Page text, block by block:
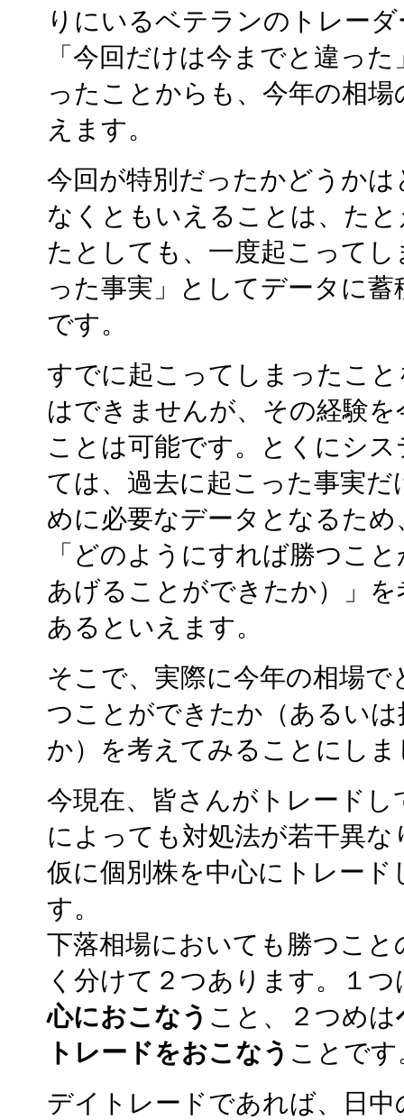
りにいるベテランのトレー
「今回だけは今までと違っ
ったことからも、今年の相
えます。
今回が特別だったかどうか
なくともいえることは、た
たとしても、一度起こって
った事実」としてデータに
です。
すでに起こってしまったこ
はできませんが、その経験
ことは可能です。とくにシ
ては、過去に起こった事実
めに必要なデータとなるた
「どのようにすれば勝つこ
あげることができたか）」
あるといえます。
そこで、実際に今年の相場
つことができたか（あるい
か）を考えてみることにし
今現在、皆さんがトレードし
によっても対処法が若干異
仮に個別株を中心にトレー
す。
下落相場においても勝つこ
く分けて２つあります。１つ
心におこなう こと、２つめは
トレードをおこなう ことです
デイトレードであれば、日